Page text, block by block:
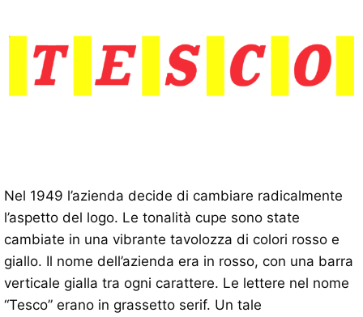
Nel 1949 l’azienda decide di cambiare radicalmente
l’aspetto del logo. Le tonalità cupe sono state
cambiate in una vibrante tavolozza di colori rosso e
giallo. Il nome dell’azienda era in rosso, con una barra
verticale gialla tra ogni carattere. Le lettere nel nome
“Tesco” erano in grassetto serif. Un tale